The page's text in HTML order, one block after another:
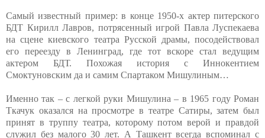
Самый известный пример: в конце 1950-х актер питерского
БДТ Кирилл Лавров, потрясенный игрой Павла Луспекаева
на сцене киевского театра Русской драмы, посодействовал
его переезду в Ленинград, где тот вскоре стал ведущим
актером БДТ. Похожая история с Иннокентием
Смоктуновским да и самим Спартаком Мишулиным…
Именно так – с легкой руки Мишулина – в 1965 году Роман
Ткачук оказался на просмотре в театре Сатиры, затем был
принят в труппу театра, которому потом верой и правдой
служил без малого 30 лет. А Ташкент всегда вспоминал с